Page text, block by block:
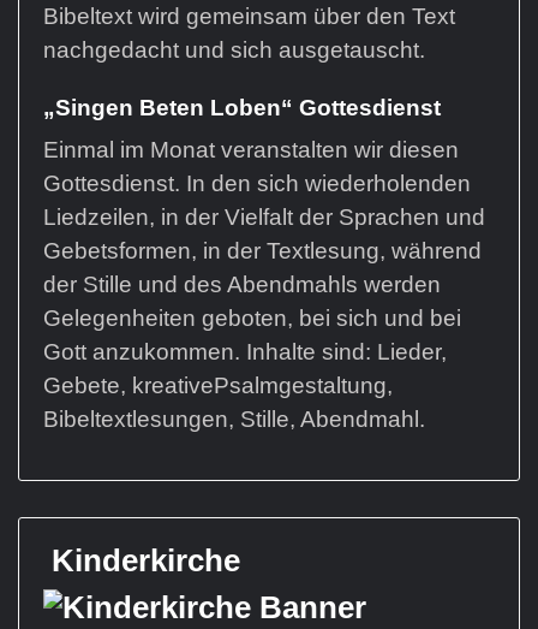
Bibeltext wird gemeinsam über den Text
nachgedacht und sich ausgetauscht.
„Singen Beten Loben“ Gottesdienst
Einmal im Monat veranstalten wir diesen
Gottesdienst. In den sich wiederholenden
Liedzeilen, in der Vielfalt der Sprachen und
Gebetsformen, in der Textlesung, während
der Stille und des Abendmahls werden
Gelegenheiten geboten, bei sich und bei
Gott anzukommen. Inhalte sind: Lieder,
Gebete, kreativePsalmgestaltung,
Bibeltextlesungen, Stille, Abendmahl.
Kinderkirche